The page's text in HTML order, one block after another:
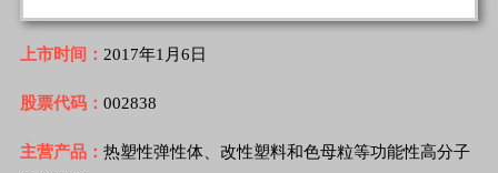
上市时间： 2017年1月6日
股票代码： 002838
主营产品： 热塑性弹性体、改性塑料和色母粒等功能性高分子